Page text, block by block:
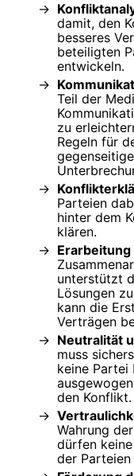
damit, den
besseres
beteiligten
entwickeln.
Teil der
zu
Regeln für
Parteien
hinter dem
klären.
unterstützt
Lösungen
kann die
Verträgen
Neutralität
muss
keine
den Konflikt.
Wahrung
dürfen
der